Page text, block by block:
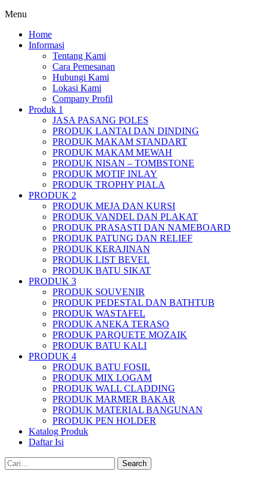
Menu
Home
Informasi
Tentang Kami
Cara Pemesanan
Hubungi Kami
Lokasi Kami
Company Profil
Produk 1
JASA PASANG POLES
PRODUK LANTAI DAN DINDING
PRODUK MAKAM STANDART
PRODUK MAKAM MEWAH
PRODUK NISAN – TOMBSTONE
PRODUK MOTIF INLAY
PRODUK TROPHY PIALA
PRODUK 2
PRODUK MEJA DAN KURSI
PRODUK VANDEL DAN PLAKAT
PRODUK PRASASTI DAN NAMEBOARD
PRODUK PATUNG DAN RELIEF
PRODUK KERAJINAN
PRODUK LIST BEVEL
PRODUK BATU SIKAT
PRODUK 3
PRODUK SOUVENIR
PRODUK PEDESTAL DAN BATHTUB
PRODUK WASTAFEL
PRODUK ANEKA TERASO
PRODUK PARQUETE MOZAIK
PRODUK BATU KALI
PRODUK 4
PRODUK BATU FOSIL
PRODUK MIX LOGAM
PRODUK WALL CLADDING
PRODUK MARMER BAKAR
PRODUK MATERIAL BANGUNAN
PRODUK PEN HOLDER
Katalog Produk
Daftar Isi
Search